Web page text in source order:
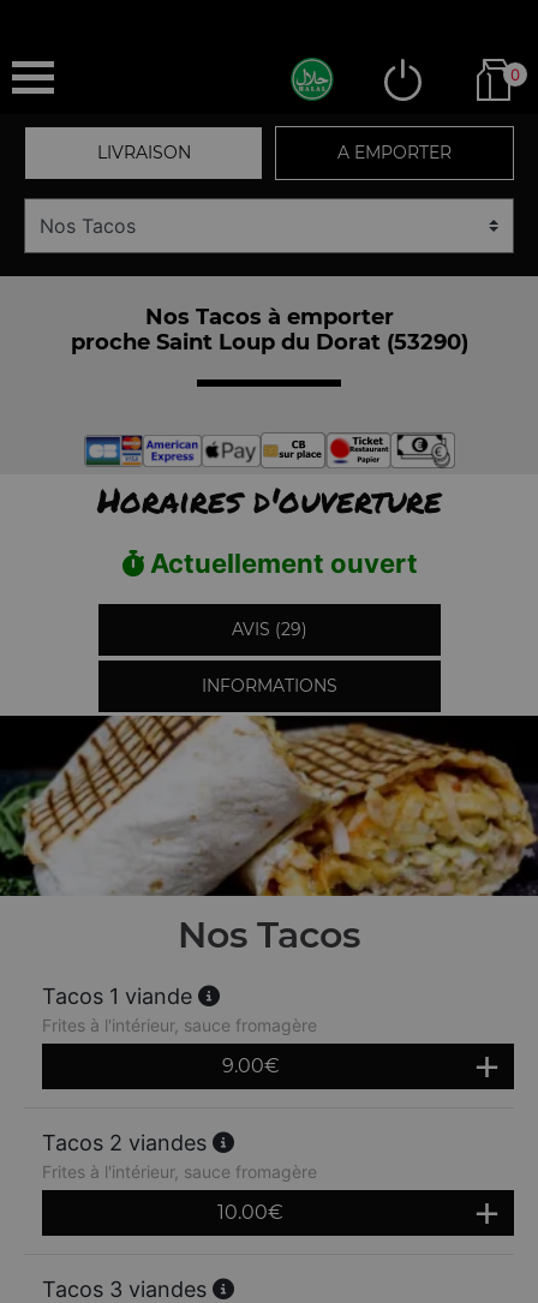
0
LIVRAISON A EMPORTER
Nos Tacos à emporter
proche Saint Loup du Dorat (53290)
Horaires d'ouverture
Actuellement ouvert
AVIS (29)
INFORMATIONS
Nos Tacos
Tacos 1 viande
Frites à l'intérieur, sauce fromagère
9.00€
Tacos 2 viandes
Frites à l'intérieur, sauce fromagère
10.00€
Tacos 3 viandes